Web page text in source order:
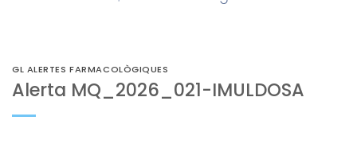
GL ALERTES FARMACOLÒGIQUES
Alerta MQ_2026_021-IMULDOSA